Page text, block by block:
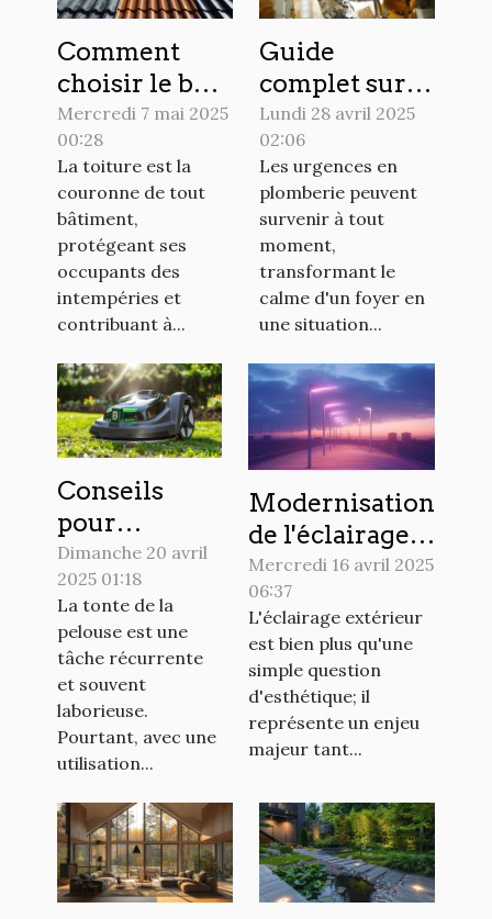
Comment
choisir le bon
matériau
pour votre
toiture ?
Mercredi 7 mai 2025
00:28
La toiture est la
couronne de tout
bâtiment,
protégeant ses
occupants des
intempéries et
contribuant à...
Guide
complet sur
les
interventions
d'urgence en
plomberie
Lundi 28 avril 2025
02:06
Les urgences en
plomberie peuvent
survenir à tout
moment,
transformant le
calme d'un foyer en
une situation...
Conseils
pour
optimiser
l'utilisation
de votre
tondeuse
électrique
Dimanche 20 avril
2025 01:18
La tonte de la
pelouse est une
tâche récurrente
et souvent
laborieuse.
Pourtant, avec une
utilisation...
Modernisation
de l'éclairage
extérieur
tendances et
économie
d'énergie
Mercredi 16 avril 2025
06:37
L'éclairage extérieur
est bien plus qu'une
simple question
d'esthétique; il
représente un enjeu
majeur tant...